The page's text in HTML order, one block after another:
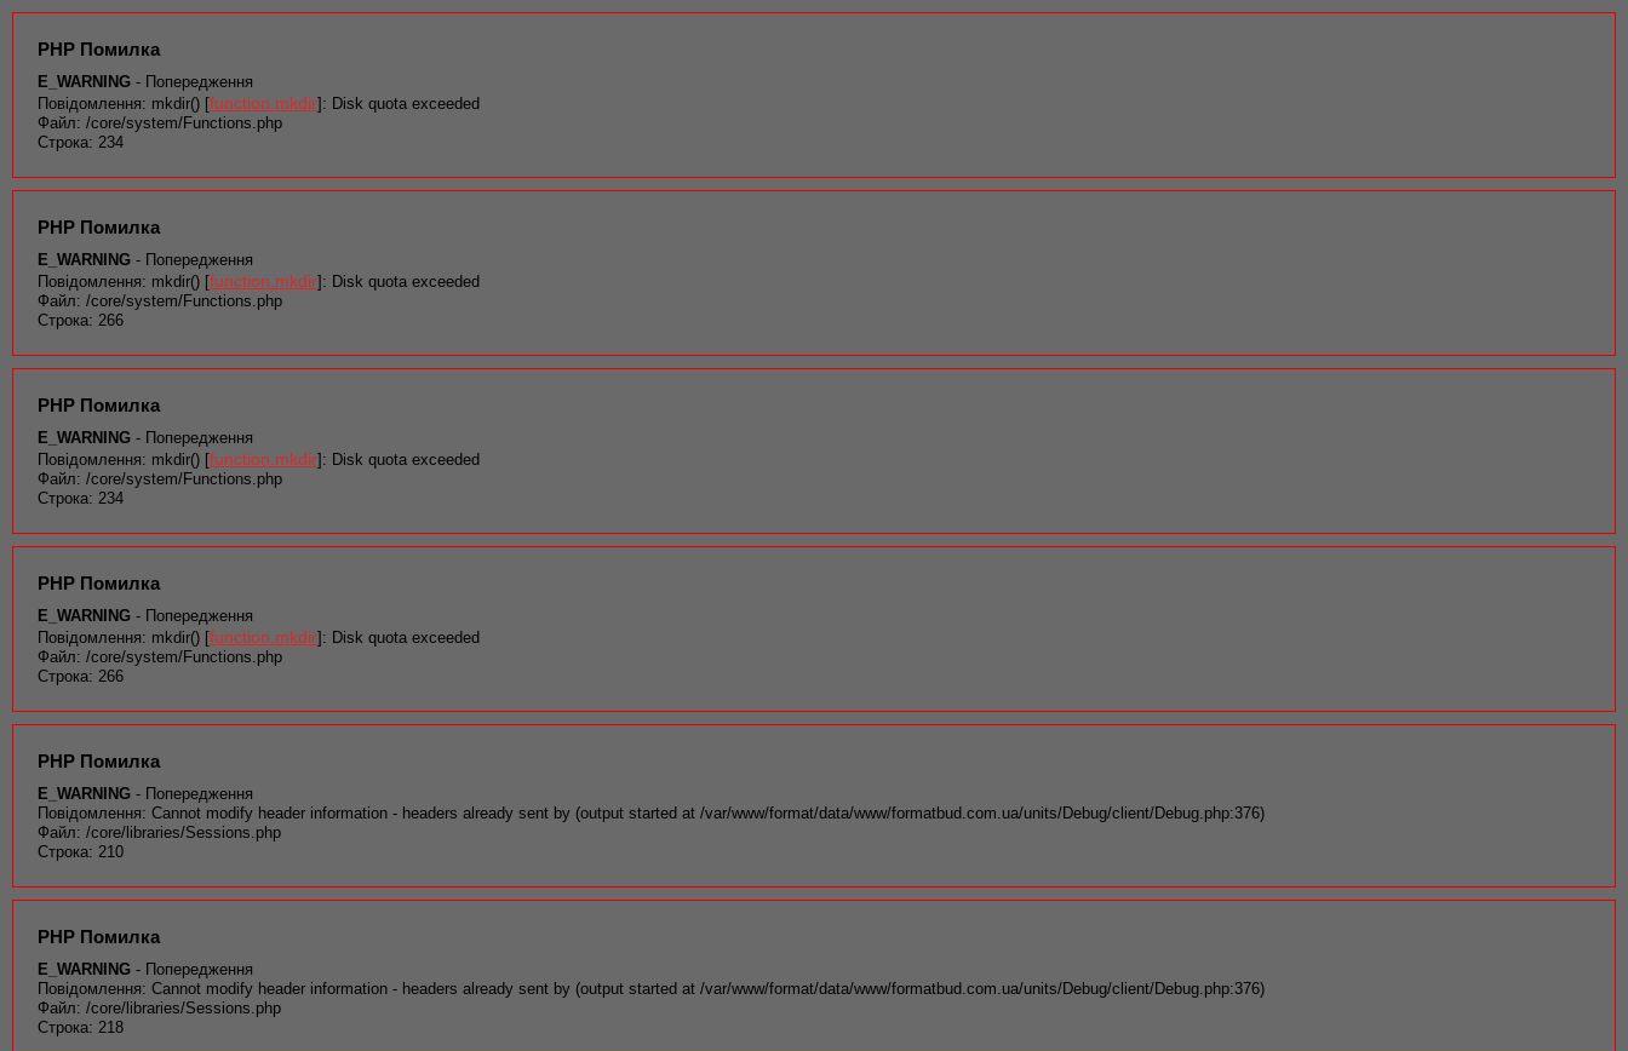
PHP Помилка
E_WARNING - Попередження
Повідомлення: mkdir() [function.mkdir]: Disk quota exceeded
Файл: /core/system/Functions.php
Строка: 234
PHP Помилка
E_WARNING - Попередження
Повідомлення: mkdir() [function.mkdir]: Disk quota exceeded
Файл: /core/system/Functions.php
Строка: 266
PHP Помилка
E_WARNING - Попередження
Повідомлення: mkdir() [function.mkdir]: Disk quota exceeded
Файл: /core/system/Functions.php
Строка: 234
PHP Помилка
E_WARNING - Попередження
Повідомлення: mkdir() [function.mkdir]: Disk quota exceeded
Файл: /core/system/Functions.php
Строка: 266
PHP Помилка
E_WARNING - Попередження
Повідомлення: Cannot modify header information - headers already sent by (output started at /var/www/format/data/www/formatbud.com.ua/units/Debug/client/Debug.php:376)
Файл: /core/libraries/Sessions.php
Строка: 210
PHP Помилка
E_WARNING - Попередження
Повідомлення: Cannot modify header information - headers already sent by (output started at /var/www/format/data/www/formatbud.com.ua/units/Debug/client/Debug.php:376)
Файл: /core/libraries/Sessions.php
Строка: 218